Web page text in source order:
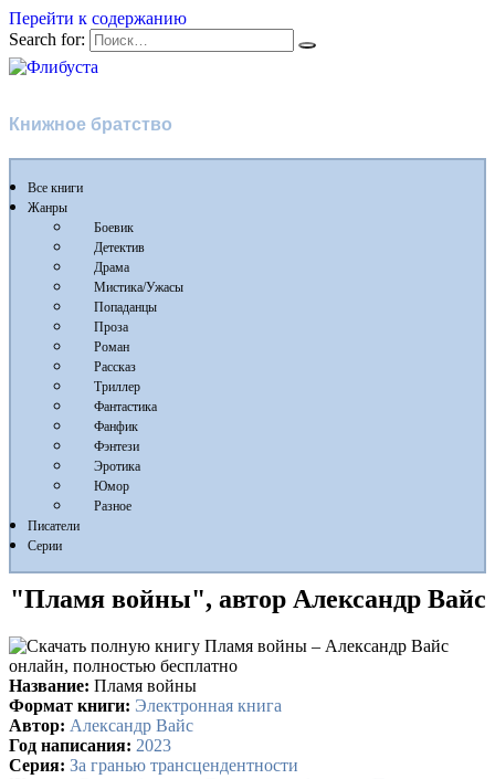
Перейти к содержанию
Search for:
Книжное братство
Все книги
Жанры
Боевик
Детектив
Драма
Мистика/Ужасы
Попаданцы
Проза
Роман
Рассказ
Триллер
Фантастика
Фанфик
Фэнтези
Эротика
Юмор
Разное
Писатели
Серии
"Пламя войны", автор Александр Вайс
Название: Пламя войны
Формат книги: Электронная книга
Автор: Александр Вайс
Год написания: 2023
Серия: За гранью трансцендентности